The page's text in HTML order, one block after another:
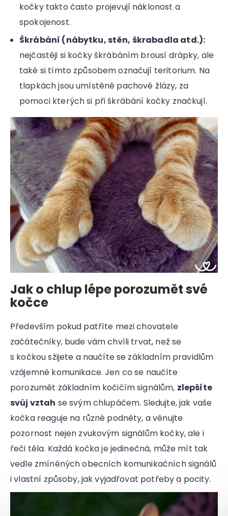
kočky takto často projevují náklonost a
spokojenost.
Škrábání (nábytku, stěn, škrabadla atd.):
nejčastěji si kočky škrábáním brousí drápky, ale
také si tímto způsobem označují teritorium. Na
tlapkách jsou umístěné pachové žlázy, za
pomoci kterých si při škrábání kočky značkují.
Jak o chlup lépe porozumět své
kočce
Především pokud patříte mezi chovatele
začátečníky, bude vám chvíli trvat, než se
s kočkou sžijete a naučíte se základním pravidlům
vzájemné komunikace. Jen co se naučíte
porozumět základním kočičím signálům, zlepšíte
svůj vztah se svým chlupáčem. Sledujte, jak vaše
kočka reaguje na různé podněty, a věnujte
pozornost nejen zvukovým signálům kočky, ale i
řeči těla. Každá kočka je jedinečná, může mít tak
vedle zmíněných obecních komunikačních signálů
i vlastní způsoby, jak vyjadřovat potřeby a pocity.